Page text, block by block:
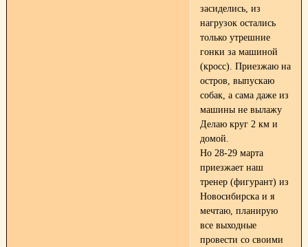
засиделись, из
нагрузок остались
только утрешние
гонки за машиной
(кросс). Приезжаю на
остров, выпускаю
собак, а сама даже из
машины не вылажу
Делаю круг 2 км и
домой.
Но 28-29 марта
приезжает наш
тренер (фигурант) из
Новосибирска и я
мечтаю, планирую
все выходные
провести со своими